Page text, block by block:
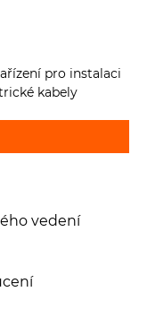
pro instalaci
kabely
vedení